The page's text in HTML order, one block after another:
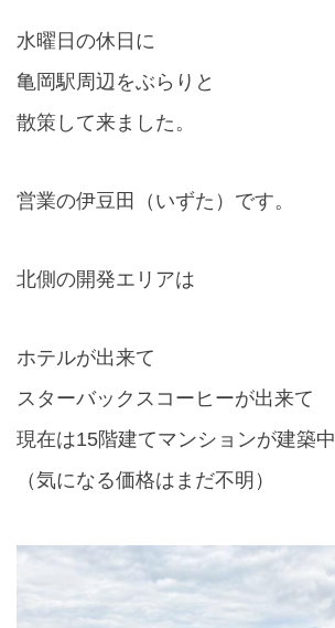
水曜日の休日に
亀岡駅周辺をぶらりと
散策して来ました。
営業の伊豆田（いずた）です。
北側の開発エリアは
ホテルが出来て
スターバックスコーヒーが出来て
現在は15階建てマンションが建築中
（気になる価格はまだ不明）